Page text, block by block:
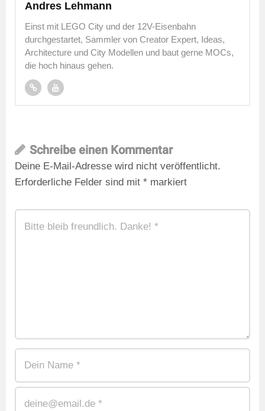
Andres Lehmann
Einst mit LEGO City und der 12V-Eisenbahn
durchgestartet, Sammler von Creator Expert, Ideas,
Architecture und City Modellen und baut gerne MOCs,
die hoch hinaus gehen.
Schreibe einen Kommentar
Deine E-Mail-Adresse wird nicht veröffentlicht.
Erforderliche Felder sind mit * markiert